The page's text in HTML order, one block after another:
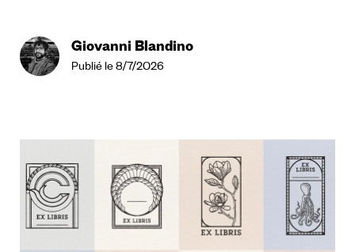
Giovanni Blandino
Publié le 8/7/2026